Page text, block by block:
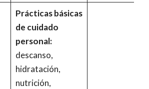
Prácticas básicas
de cuidado
personal:
descanso,
hidratación,
nutrición,